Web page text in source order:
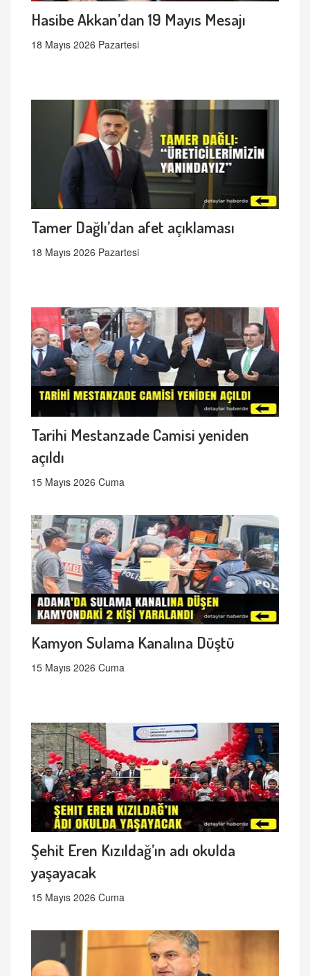
Hasibe Akkan’dan 19 Mayıs Mesajı
18 Mayıs 2026 Pazartesi
Tamer Dağlı’dan afet açıklaması
18 Mayıs 2026 Pazartesi
Tarihi Mestanzade Camisi yeniden
açıldı
15 Mayıs 2026 Cuma
Kamyon Sulama Kanalına Düştü
15 Mayıs 2026 Cuma
Şehit Eren Kızıldağ’ın adı okulda
yaşayacak
15 Mayıs 2026 Cuma